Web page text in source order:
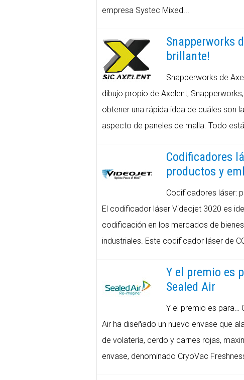
empresa Systec Mixed...
Snapperworks
brillante!
Snapperworks de
dibujo propio de Axelent,
obtener una rápida idea de cuáles son
aspecto de paneles de malla. Todo
Codificadores
productos y
Codificadores láser:
El codificador láser Videojet 3020 es
codificación en los mercados de
industriales. Este codificador láser de
Y el premio es
Sealed Air
Y el premio es para…
Air ha diseñado un nuevo envase que
de volatería, cerdo y carnes rojas,
envase, denominado CryoVac